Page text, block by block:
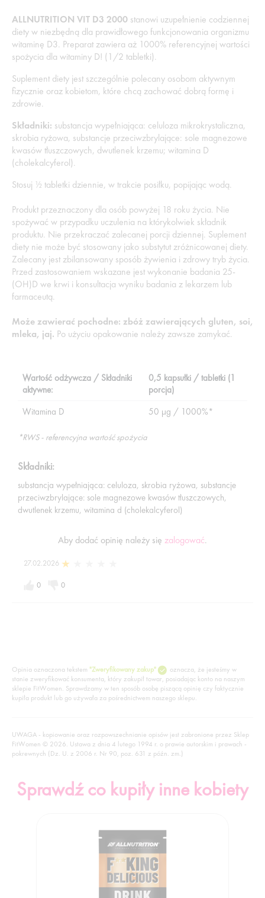
ALLNUTRITION VIT D3 2000 stanowi uzupełnienie codziennej
diety w niezbędną dla prawidłowego funkcjonowania organizmu
witaminę D3. Preparat zawiera aż 1000% referencyjnej wartości
spożycia dla witaminy D! (1/2 tabletki).
Suplement diety jest szczególnie polecany osobom aktywnym
fizycznie oraz kobietom, które chcą zachować dobrą formę i
zdrowie.
Składniki: substancja wypełniająca: celuloza mikrokrystaliczna,
skrobia ryżowa, substancje przeciwzbrylające: sole magnezowe
kwasów tłuszczowych, dwutlenek krzemu; witamina D
(cholekalcyferol).
Stosuj ½ tabletki dziennie, w trakcie posiłku, popijając wodą.
Produkt przeznaczony dla osób powyżej 18 roku życia. Nie
spożywać w przypadku uczulenia na którykolwiek składnik
produktu. Nie przekraczać zalecanej porcji dziennej. Suplement
diety nie może być stosowany jako substytut zróżnicowanej diety.
Zalecany jest zbilansowany sposób żywienia i zdrowy tryb życia.
Przed zastosowaniem wskazane jest wykonanie badania 25-
(OH)D we krwi i konsultacja wyniku badania z lekarzem lub
farmaceutą.
Może zawierać pochodne: zbóż zawierających gluten, soi,
mleka, jaj. Po użyciu opakowanie należy zawsze zamykać.
Wartość odżywcza / Składniki
aktywne:
0,5 kapsułki / tabletki (1
porcja)
Witamina D
50 µg / 1000%*
*RWS - referencyjna wartość spożycia
Składniki:
substancja wypełniająca: celuloza, skrobia ryżowa, substancje
przeciwzbrylające: sole magnezowe kwasów tłuszczowych,
dwutlenek krzemu, witamina d (cholekalcyferol)
Aby dodać opinię należy się zalogować.
27.02.2026
0 0
Opinia oznaczona tekstem "Zweryfikowany zakup"
oznacza, że jesteśmy w
stanie zweryfikować konsumenta, który zakupił towar, posiadając konto na naszym
sklepie FitWomen. Sprawdzamy w ten sposób osobę piszącą opinię czy faktycznie
kupiła produkt lub go używała za pośrednictwem naszego sklepu.
UWAGA - kopiowanie oraz rozpowszechnianie opisów jest zabronione przez Sklep
FitWomen © 2026. Ustawa z dnia 4 lutego 1994 r. o prawie autorskim i prawach -
pokrewnych (Dz. U. z 2006 r. Nr 90, poz. 631 z późn. zm.)
Sprawdź co kupiły inne kobiety